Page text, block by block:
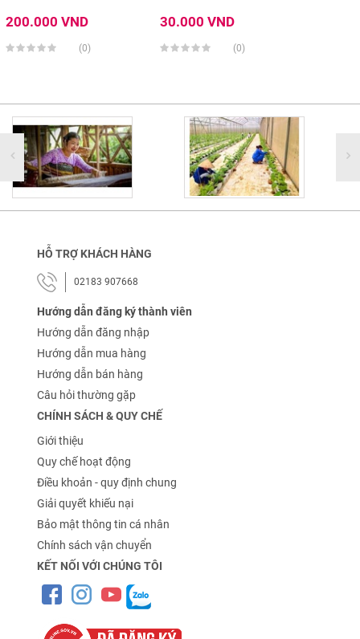
200.000 VND
(0)
30.000 VND
(0)
HỖ TRỢ KHÁCH HÀNG
02183 907668
Hướng dẫn đăng ký thành viên
Hướng dẫn đăng nhập
Hướng dẫn mua hàng
Hướng dẫn bán hàng
Câu hỏi thường gặp
CHÍNH SÁCH & QUY CHẾ
Giới thiệu
Quy chế hoạt động
Điều khoản - quy định chung
Giải quyết khiếu nại
Bảo mật thông tin cá nhân
Chính sách vận chuyển
KẾT NỐI VỚI CHÚNG TÔI